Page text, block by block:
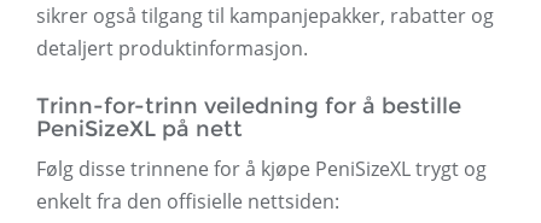
sikrer også tilgang til kampanjepakker, rabatter og
detaljert produktinformasjon.
Trinn-for-trinn veiledning for å bestille
PeniSizeXL på nett
Følg disse trinnene for å kjøpe PeniSizeXL trygt og
enkelt fra den offisielle nettsiden: